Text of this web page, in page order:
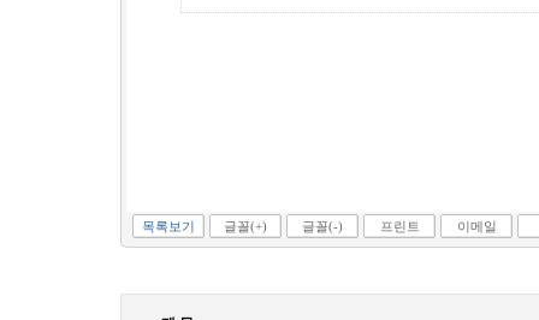
목록보기 글꼴(+) 글꼴(-) 프린트 이메일